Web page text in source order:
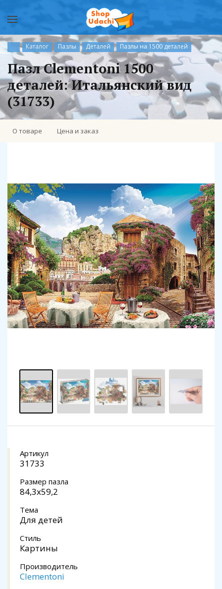
Каталог Пазлы Деталей Пазлы на 1500 деталей
Пазл Clementoni 1500
деталей: Итальянский вид
(31733)
О товаре Цена и заказ
Артикул
31733
Размер пазла
84,3x59,2
Тема
Для детей
Стиль
Картины
Производитель
Clementoni